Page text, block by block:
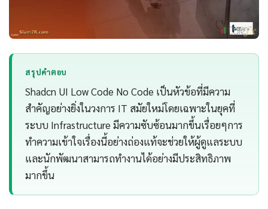
สรุปคำตอบ
Shadcn UI Low Code No Code เป็นหัวข้อที่มีความ
สำคัญอย่างยิ่งในวงการ IT สมัยใหม่โดยเฉพาะในยุคที่
ระบบ Infrastructure มีความซับซ้อนมากขึ้นเรื่อยๆการ
ทำความเข้าใจเรื่องนี้อย่างถ่องแท้จะช่วยให้ผู้ดูแลระบบ
และนักพัฒนาสามารถทำงานได้อย่างมีประสิทธิภาพ
มากขึ้น